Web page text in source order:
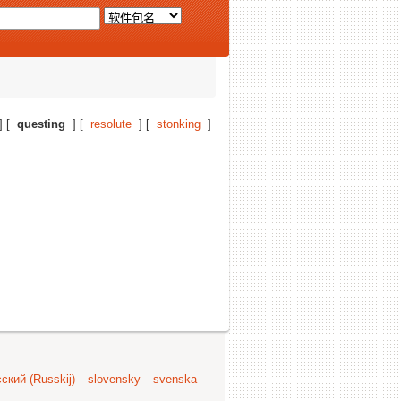
[ questing ] [ resolute ] [ stonking ]
(Russkij) slovensky svenska